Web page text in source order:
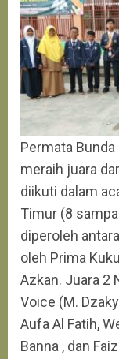
Permata
meraih juara
diikuti dalam
Timur (8
diperoleh
oleh Prima
Azkan. Juara 2
Voice (M.
Aufa Al Fatih,
Banna , dan